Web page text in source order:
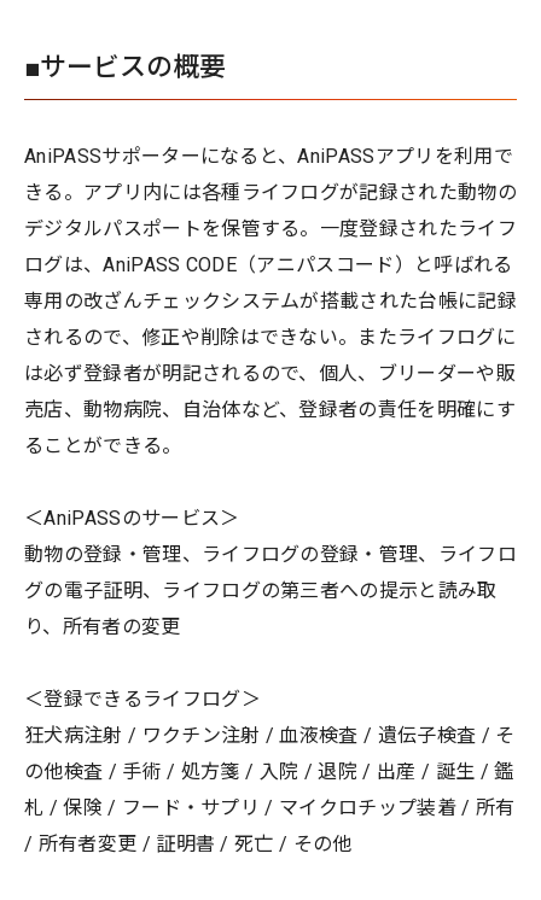
■サービスの概要
AniPASSサポーターになると、AniPASSアプリを利用で
きる。アプリ内には各種ライフログが記録された動物の
デジタルパスポートを保管する。一度登録されたライフ
ログは、AniPASS CODE（アニパスコード）と呼ばれる
専用の改ざんチェックシステムが搭載された台帳に記録
されるので、修正や削除はできない。またライフログに
は必ず登録者が明記されるので、個人、ブリーダーや販
売店、動物病院、自治体など、登録者の責任を明確にす
ることができる。
＜AniPASSのサービス＞
動物の登録・管理、ライフログの登録・管理、ライフロ
グの電子証明、ライフログの第三者への提示と読み取
り、所有者の変更
＜登録できるライフログ＞
狂犬病注射 / ワクチン注射 / 血液検査 / 遺伝子検査 / そ
の他検査 / 手術 / 処方箋 / 入院 / 退院 / 出産 / 誕生 / 鑑
札 / 保険 / フード・サプリ / マイクロチップ装着 / 所有
/ 所有者変更 / 証明書 / 死亡 / その他